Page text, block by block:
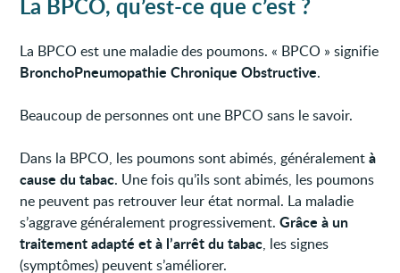
La BPCO est une maladie des poumons. « BPCO » signifie
BronchoPneumopathie Chronique Obstructive.
Beaucoup de personnes ont une BPCO sans le savoir.
Dans la BPCO, les poumons sont abimés, généralementà
cause du tabac. Une fois qu’ils sont abimés, les poumons
ne peuvent pas retrouver leur état normal. La maladie
s’aggrave généralement progressivement.Grâce à un
traitement adapté et à l’arrêt du tabac, les signes
(symptômes) peuvent s’améliorer.